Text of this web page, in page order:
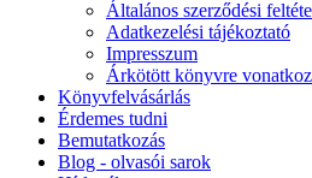
Általános szerződési
Adatkezelési tájékoztató
Impresszum
Árkötött könyvre
Könyvfelvásárlás
Érdemes tudni
Bemutatkozás
Blog - olvasói sarok